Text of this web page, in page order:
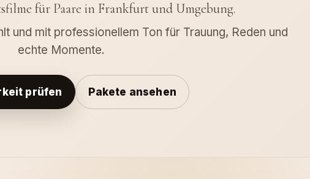
für Paare in Frankfurt und Umgebung.
und mit professionellem Ton für Trauung, Reden und
echte Momente.
prüfen Pakete ansehen